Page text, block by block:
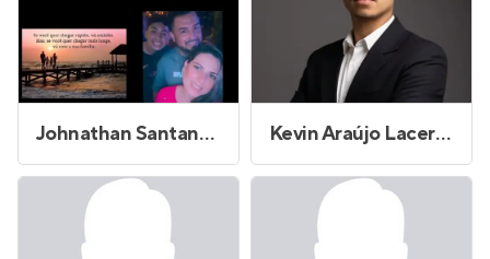
Johnathan Santana de Lima Kevin Araújo Lacerda do Carmo